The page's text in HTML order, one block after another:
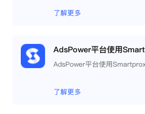
相互间完全环境独立、隔离，
了解更多
AdsPower平台使用
AdsPower平台使用
了解更多